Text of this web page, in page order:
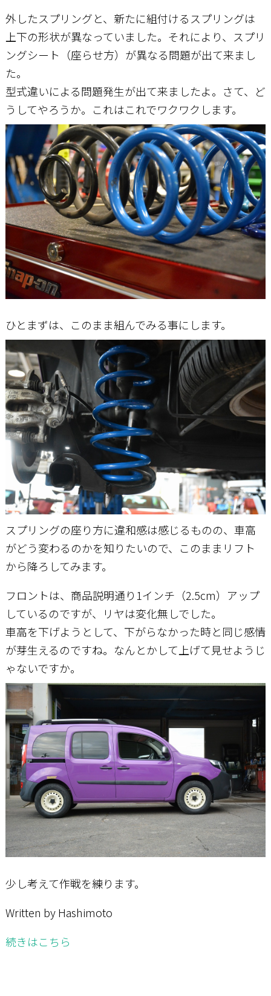
外したスプリングと、新たに組付けるスプリングは
上下の形状が異なっていました。それにより、スプリ
ングシート（座らせ方）が異なる問題が出て来まし
た。
型式違いによる問題発生が出て来ましたよ。さて、ど
うしてやろうか。これはこれでワクワクします。
ひとまずは、このまま組んでみる事にします。
スプリングの座り方に違和感は感じるものの、車高
がどう変わるのかを知りたいので、このままリフト
から降ろしてみます。
フロントは、商品説明通り1インチ（2.5cm）アップ
しているのですが、リヤは変化無しでした。
車高を下げようとして、下がらなかった時と同じ感情
が芽生えるのですね。なんとかして上げて見せようじ
ゃないですか。
少し考えて作戦を練ります。
Written by Hashimoto
続きはこちら